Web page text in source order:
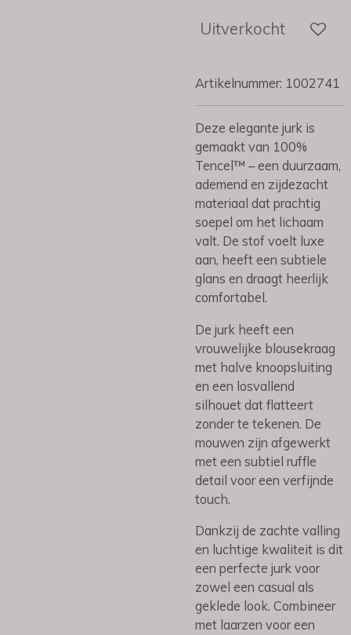
Uitverkocht
Artikelnummer: 1002741
Deze elegante jurk is
gemaakt van 100%
Tencel™ – een duurzaam,
ademend en zijdezacht
materiaal dat prachtig
soepel om het lichaam
valt. De stof voelt luxe
aan, heeft een subtiele
glans en draagt heerlijk
comfortabel.
De jurk heeft een
vrouwelijke blousekraag
met halve knoopsluiting
en een losvallend
silhouet dat flatteert
zonder te tekenen. De
mouwen zijn afgewerkt
met een subtiel ruffle
detail voor een verfijnde
touch.
Dankzij de zachte valling
en luchtige kwaliteit is dit
een perfecte jurk voor
zowel een casual als
geklede look. Combineer
met laarzen voor een